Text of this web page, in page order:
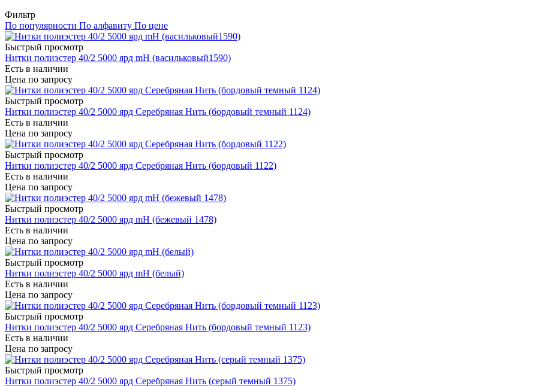
Фильтр
По популярности По алфавиту По цене
Быстрый просмотр
Нитки полиэстер 40/2 5000 ярд mH (васильковый1590)
Есть в наличии
Цена по запросу
Быстрый просмотр
Нитки полиэстер 40/2 5000 ярд Серебряная Нить (бордовый темный 1124)
Есть в наличии
Цена по запросу
Быстрый просмотр
Нитки полиэстер 40/2 5000 ярд Серебряная Нить (бордовый 1122)
Есть в наличии
Цена по запросу
Быстрый просмотр
Нитки полиэстер 40/2 5000 ярд mH (бежевый 1478)
Есть в наличии
Цена по запросу
Быстрый просмотр
Нитки полиэстер 40/2 5000 ярд mH (белый)
Есть в наличии
Цена по запросу
Быстрый просмотр
Нитки полиэстер 40/2 5000 ярд Серебряная Нить (бордовый темный 1123)
Есть в наличии
Цена по запросу
Быстрый просмотр
Нитки полиэстер 40/2 5000 ярд Серебряная Нить (серый темный 1375)